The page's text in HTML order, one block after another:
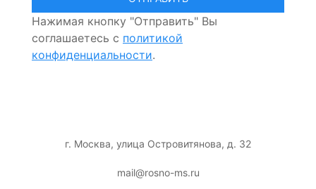
Нажимая кнопку "Отправить" Вы
соглашаетесь с политикой
конфиденциальности.
г. Москва, улица Островитянова, д. 32
mail@rosno-ms.ru